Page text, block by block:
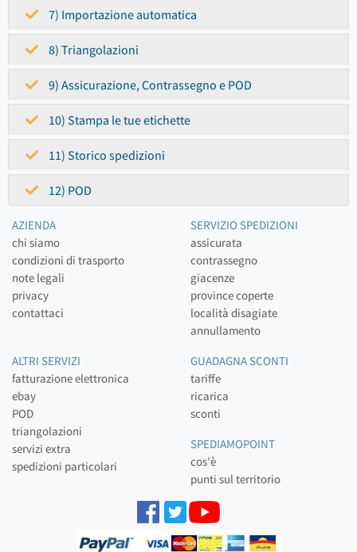
7) Importazione automatica
8) Triangolazioni
9) Assicurazione, Contrassegno e POD
10) Stampa le tue etichette
11) Storico spedizioni
12) POD
AZIENDA
chi siamo
condizioni di trasporto
note legali
privacy
contattaci
SERVIZIO SPEDIZIONI
assicurata
contrassegno
giacenze
province coperte
località disagiate
annullamento
ALTRI SERVIZI
fatturazione elettronica
ebay
POD
triangolazioni
servizi extra
spedizioni particolari
GUADAGNA SCONTI
tariffe
ricarica
sconti
SPEDIAMOPOINT
cos'è
punti sul territorio